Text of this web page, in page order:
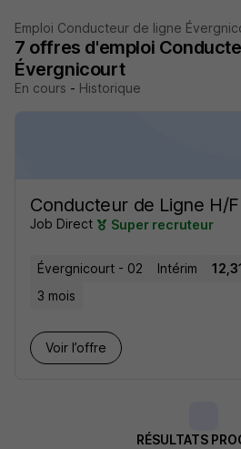
Emploi Conducteur de ligne
7 offres d'emploi
Évergnicourt
En cours - Historique
Conducteur de Ligne H/F
Job Direct Super recruteur
Évergnicourt - 02 Intérim
3 mois
Voir l’offre
RÉSULTATS